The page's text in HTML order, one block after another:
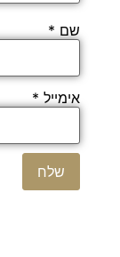
שם *
אימייל *